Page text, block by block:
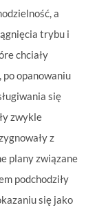
a
trybu i
chciały
po opanowaniu
się
zwykle
z
plany związane
podchodziły
się jako